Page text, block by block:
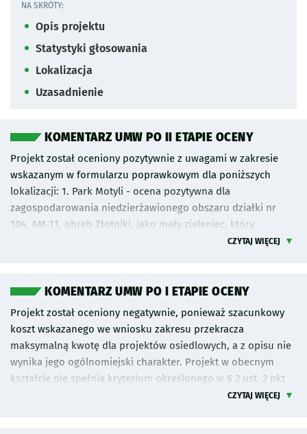
NA SKRÓTY:
Opis projektu
Statystyki głosowania
Lokalizacja
Uzasadnienie
KOMENTARZ UMW PO II ETAPIE OCENY
Projekt został oceniony pozytywnie z uwagami w zakresie
wskazanym w formularzu poprawkowym dla poniższych
lokalizacji: 1. Park Motyli - ocena pozytywna dla
zagospodarowania niedzierżawionego obszaru działki nr
104, AM-11, obręb Złotniki, jako mały zieleniec, który
musiałby być zabezpieczony np. drewnianymi słupkami na
terenu, dowóz ziemi urodzajnej. Nasadzenia drzew możliwe
są tylko na skrajach działki, nie pod linią elektryczną. Poza
tym możliwe jest ustawienie ławek, budek dla owadów
zapylających, budowa alejki. Z uwagi na niewielkie rozmiary
działki i sieć napowietrzną nie ma obszaru, na którym
możliwe byłoby wybudowanie altanki. Ewentualnie budowa
będzie wiadomo, czy jest możliwa. 2. Skwer Scharouna -
CZYTAJ WIĘCEJ
KOMENTARZ UMW PO I ETAPIE OCENY
Projekt został oceniony negatywnie, ponieważ szacunkowy
koszt wskazanego we wniosku zakresu przekracza
maksymalną kwotę dla projektów osiedlowych, a z opisu nie
wynika jego ogólnomiejski charakter. Projekt w obecnym
kształcie nie spełnia kryterium określonego w § 2 ust. 2 pkt
10) oraz § 3 ust. 1 uchwały nr LXII/1440/18 Rady Miejskiej
CZYTAJ WIĘCEJ